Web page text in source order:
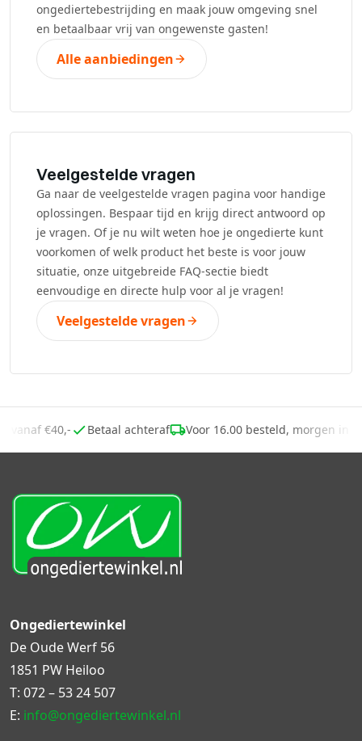
ongediertebestrijding en maak jouw omgeving snel
en betaalbaar vrij van ongewenste gasten!
Alle aanbiedingen
Veelgestelde vragen
Ga naar de veelgestelde vragen pagina voor handige
oplossingen. Bespaar tijd en krijg direct antwoord op
je vragen. Of je nu wilt weten hoe je ongedierte kunt
voorkomen of welk product het beste is voor jouw
situatie, onze uitgebreide FAQ-sectie biedt
eenvoudige en directe hulp voor al je vragen!
Veelgestelde vragen
vanaf €40,- Betaal achteraf Voor 16.00 besteld, morgen in
Ongediertewinkel
De Oude Werf 56
1851 PW Heiloo
T: 072 – 53 24 507
E: info@ongediertewinkel.nl